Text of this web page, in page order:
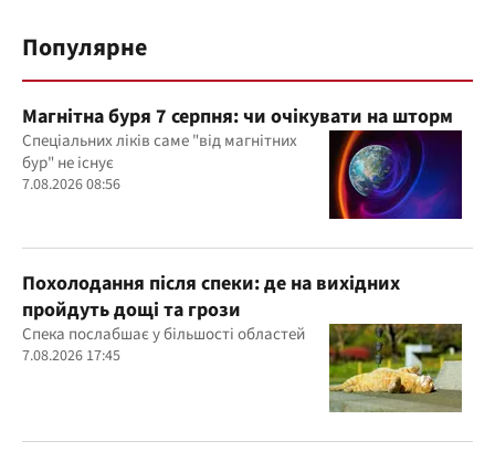
Популярне
Магнітна буря 7 серпня: чи очікувати на шторм
Спеціальних ліків саме "від магнітних
бур" не існує
7.08.2026 08:56
Похолодання після спеки: де на вихідних
пройдуть дощі та грози
Спека послабшає у більшості областей
7.08.2026 17:45